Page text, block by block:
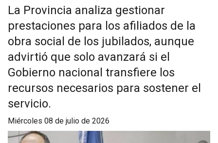
La Provincia analiza gestionar
prestaciones para los afiliados de la
obra social de los jubilados, aunque
advirtió que solo avanzará si el
Gobierno nacional transfiere los
recursos necesarios para sostener el
servicio.
miércoles 08 de julio de 2026